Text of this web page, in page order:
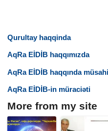
Qurultay haqqinda
AqRa EİDİB haqqımızda
AqRa EİDİB haqqında
AqRa EİDİB-in müraciəti
More from my site